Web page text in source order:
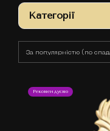
Категорії
Рекомендуємо